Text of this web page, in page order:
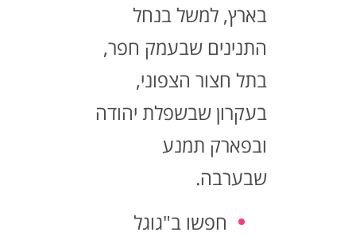
בארץ, למשל בנחל
התנינים שבעמק חפר,
בתל חצור הצפוני,
בעקרון שבשפלת יהודה
ובפארק תמנע
שבערבה.
חפשו ב"גוגל